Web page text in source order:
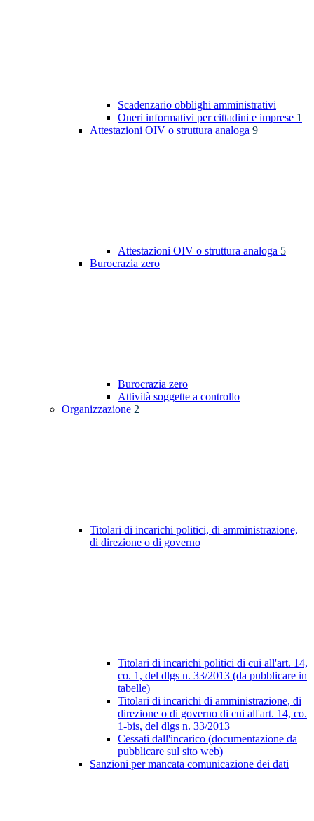
Scadenzario obblighi amministrativi
Oneri informativi per cittadini e imprese 1
Attestazioni OIV o struttura analoga 9
Attestazioni OIV o struttura analoga 5
Burocrazia zero
Burocrazia zero
Attività soggette a controllo
Organizzazione 2
Titolari di incarichi politici, di amministrazione,
di direzione o di governo
Titolari di incarichi politici di cui all'art. 14,
co. 1, del dlgs n. 33/2013 (da pubblicare in
tabelle)
Titolari di incarichi di amministrazione, di
direzione o di governo di cui all'art. 14, co.
1-bis, del dlgs n. 33/2013
Cessati dall'incarico (documentazione da
pubblicare sul sito web)
Sanzioni per mancata comunicazione dei dati